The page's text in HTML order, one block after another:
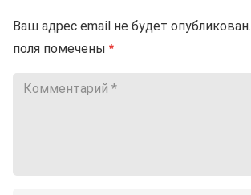
Ваш адрес email не будет опубликован.
поля помечены *